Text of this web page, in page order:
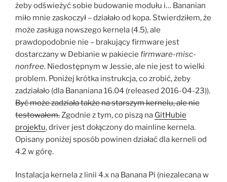
żeby odświeżyć sobie budowanie modułu i… Bananian
miło mnie zaskoczył – działało od kopa. Stwierdziłem, że
może zasługa nowszego kernela (4.5), ale
prawdopodobnie nie – brakujący firmware jest
dostarczany w Debianie w pakiecie firmware-misc-
nonfree. Niedostępnym w Jessie, ale nie jest to wielki
problem. Poniżej krótka instrukcja, co zrobić, żeby
zadziałało (dla Bananiana 16.04 (released 2016-04-23)).
Być może zadziała także na starszym kernelu, ale nie
testowałem.Zgodnie z tym, co piszą na GitHubie
projektu, driver jest dołączony do mainline kernela.
Opisany poniżej sposób powinen działać dla kerneli od
4.2 w górę.
Instalacja kernela z linii 4.x na Banana Pi (niezalecana w